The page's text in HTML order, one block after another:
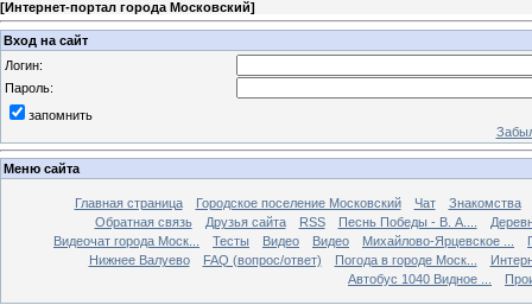
[Интернет-портал города Московский]
Вход на сайт
Логин:
Пароль:
запомнить
Меню сайта
Главная страница Городское поселение Московский Чат
Знакомства
Обратная связь
Друзья сайта RSS Песнь Победы - В. А....
Видеочат города Моск...
Тесты Видео Видео Михайлово-Ярцевское ...
Нижнее Валуево
FAQ (вопрос/ответ) Погода в городе Моск...
Автобус 1040 Видное ...